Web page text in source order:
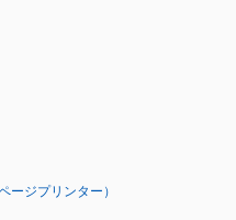
ージプリンター）